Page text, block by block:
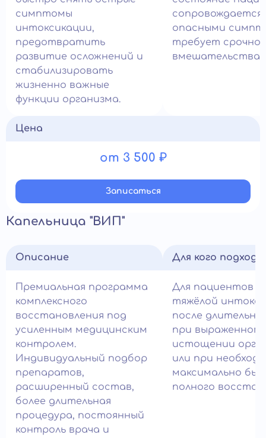
симптомы
интоксикации,
предотвратить
развитие осложнений и
стабилизировать
жизненно важные
функции организма.
сопровождается
опасными
требует
вмешательства
Цена
от 3 500 ₽
Записатьcя
Капельница "ВИП"
Описание
Премиальная программа
комплексного
восстановления под
усиленным медицинским
контролем.
Индивидуальный подбор
препаратов,
расширенный состав,
более длительная
процедура, постоянный
контроль врача и
Для кого
Для пациентов с
тяжёлой
после
при выраженном
истощении
или при
максимально
полного